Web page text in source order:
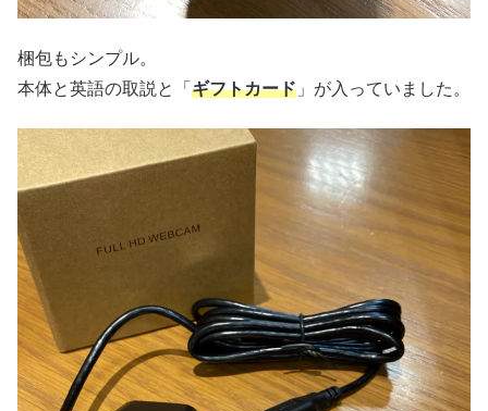
梱包もシンプル。
本体と英語の取説と「 ギフトカード 」が入っていました。